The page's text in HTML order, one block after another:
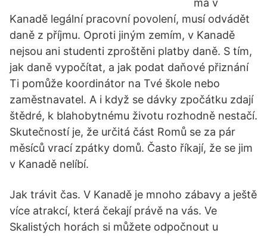
má v
Kanadě legální pracovní povolení, musí odvádět
daně z příjmu. Oproti jiným zemím, v Kanadě
nejsou ani studenti zproštěni platby daně. S tím,
jak daně vypočítat, a jak podat daňové přiznání
Ti pomůže koordinátor na Tvé škole nebo
zaměstnavatel. A i když se dávky zpočátku zdají
štědré, k blahobytnému životu rozhodně nestačí.
Skutečností je, že určitá část Romů se za pár
měsíců vrací zpátky domů. Často říkají, že se jim
v Kanadě nelíbí.
Jak trávit čas. V Kanadě je mnoho zábavy a ještě
více atrakcí, která čekají právě na vás. Ve
Skalistých horách si můžete odpočnout u